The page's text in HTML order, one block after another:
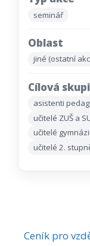
seminář
Oblast
jiné (ostatní
Cílová
asistenti
učitelé ZUŠ a
učitelé
učitelé 2.
Ceník pro